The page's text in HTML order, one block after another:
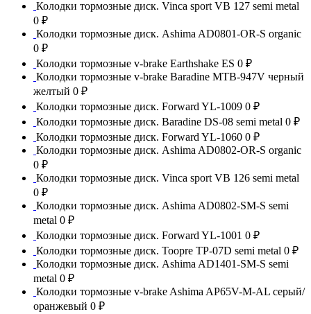
Колодки тормозные диск. Vinca sport VB 127 semi metal
0 ₽
Колодки тормозные диск. Ashima AD0801-OR-S organic
0 ₽
Колодки тормозные v-brake Earthshake ES 0 ₽
Колодки тормозные v-brake Baradine MTB-947V черный
желтый 0 ₽
Колодки тормозные диск. Forward YL-1009 0 ₽
Колодки тормозные диск. Baradine DS-08 semi metal 0 ₽
Колодки тормозные диск. Forward YL-1060 0 ₽
Колодки тормозные диск. Ashima AD0802-OR-S organic
0 ₽
Колодки тормозные диск. Vinca sport VB 126 semi metal
0 ₽
Колодки тормозные диск. Ashima AD0802-SM-S semi
metal 0 ₽
Колодки тормозные диск. Forward YL-1001 0 ₽
Колодки тормозные диск. Toopre TP-07D semi metal 0 ₽
Колодки тормозные диск. Ashima AD1401-SM-S semi
metal 0 ₽
Колодки тормозные v-brake Ashima AP65V-M-AL серый/
оранжевый 0 ₽